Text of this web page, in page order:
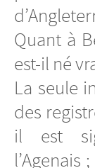
Quant à
est-il né
La seule
des
il est
l’Agenais